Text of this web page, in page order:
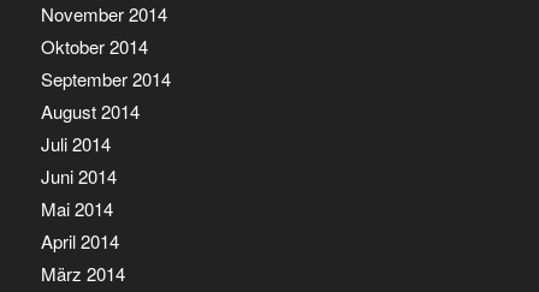
November 2014
Oktober 2014
September 2014
August 2014
Juli 2014
Juni 2014
Mai 2014
April 2014
März 2014